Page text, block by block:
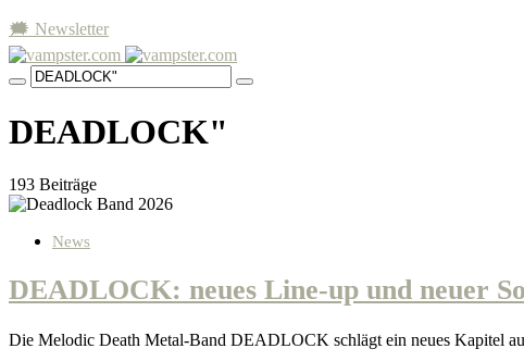
🗯 Newsletter
DEADLOCK"
193 Beiträge
News
DEADLOCK: neues Line-up und neuer
Die Melodic Death Metal-Band DEADLOCK schlägt ein neues Kapitel